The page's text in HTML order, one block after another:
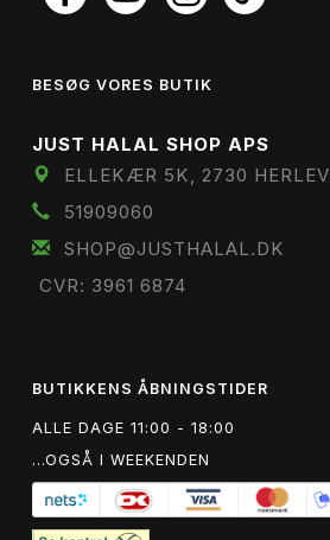
BESØG VORES BUTIK
JUST HALAL SHOP APS
ELLEKÆR 5K, 2730 HERLEV
51909060
SHOP@JUSTHALAL.DK
CVR: 3961 6874
BUTIKKENS ÅBNINGSTIDER
ALLE DAGE 11:00 - 18:00
...OGSÅ I WEEKENDEN